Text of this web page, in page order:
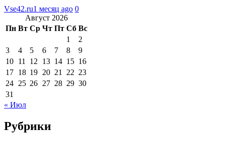
Vse42.ru1 месяц ago 0
Август 2026
Пн Вт Ср Чт Пт Сб Вс
1
2
3
4 5 6 7 8
9
10 11 12 13 14 15 16
17 18 19 20 21 22 23
24 25 26 27 28 29 30
31
« Июл
Рубрики